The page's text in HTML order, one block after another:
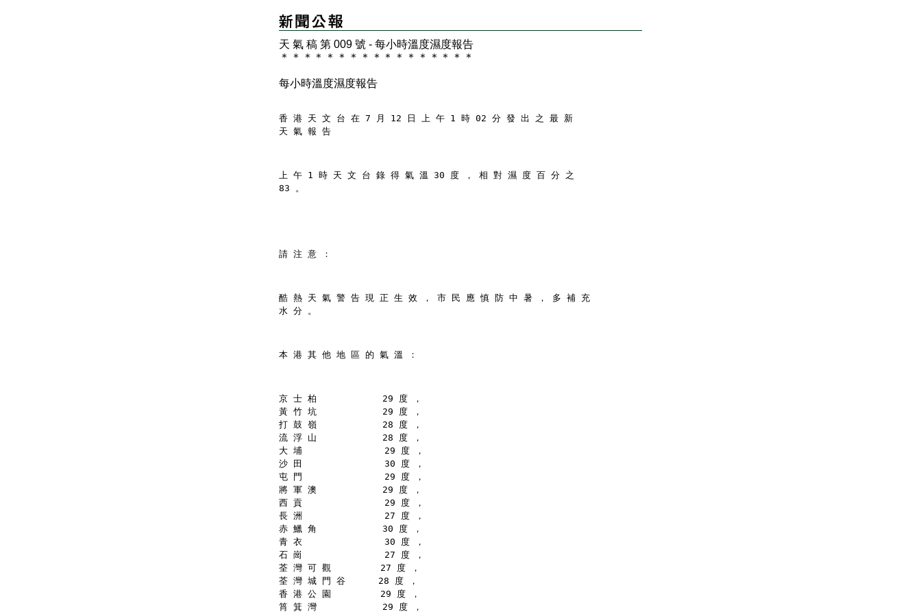
天 氣 稿 第 009 號 - 每小時溫度濕度報告
＊
＊ ＊ ＊ ＊ ＊ ＊ ＊ ＊ ＊ ＊ ＊ ＊ ＊ ＊ ＊ ＊
每小時溫度濕度報告
香 港 天 文 台 在 7 月 12 日 上 午 1 時 02 分 發 出 之 最 新
天 氣 報 告
上 午 1 時 天 文 台 錄 得 氣 溫 30 度 ， 相 對 濕 度 百 分 之
83 。
請 注 意 ：
酷 熱 天 氣 警 告 現 正 生 效 ， 市 民 應 慎 防 中 暑 ， 多 補 充
水 分 。
本 港 其 他 地 區 的 氣 溫 ：
京 士 柏            29 度 ，
黃 竹 坑            29 度 ，
打 鼓 嶺            28 度 ，
流 浮 山            28 度 ，
大 埔               29 度 ，
沙 田               30 度 ，
屯 門               29 度 ，
將 軍 澳            29 度 ，
西 貢               29 度 ，
長 洲               27 度 ，
赤 鱲 角            30 度 ，
青 衣               30 度 ，
石 崗               27 度 ，
荃 灣 可 觀         27 度 ，
荃 灣 城 門 谷      28 度 ，
香 港 公 園         29 度 ，
筲 箕 灣            29 度 ，